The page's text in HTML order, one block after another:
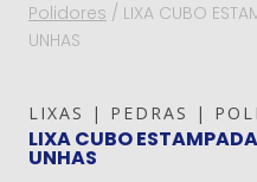
Polidores / LIXA CUBO
UNHAS
LIXAS | PEDRAS |
LIXA CUBO
UNHAS